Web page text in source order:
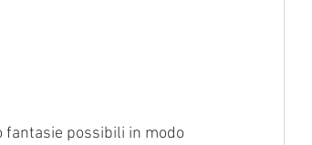
fantasie possibili in modo